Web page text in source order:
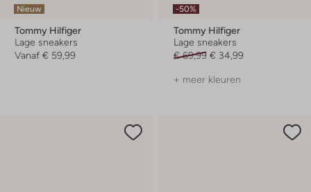
Nieuw
Tommy Hilfiger
Lage sneakers
Vanaf € 59,99
-50%
Tommy Hilfiger
Lage sneakers
€ 69,99 € 34,99
+ meer kleuren